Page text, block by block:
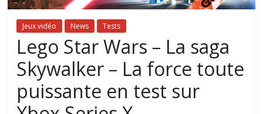
Jeux vidéo News Tests
Lego Star Wars – La saga
Skywalker – La force toute
puissante en test sur